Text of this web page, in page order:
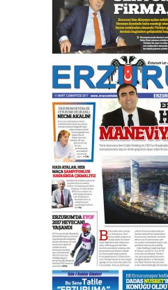
çıtayı yukarı
yönetimdekiler
çekmemeli!
17 Şubat 2026 SalıOrhan BOZKURT
Bir fotoğraf, bir
gazeteci…
elinde?
31 Mart 2026 Salı
A. Berhan Yılmaz
BİR BÖLÜM DEĞİL,
SEÇİYORSUNUZ…
ATATÜRK
28 Temmuz 2026 Salı
Ahmet Gökhan
Ahmed
”Reisimiz” idi…
26 Mart 2026 Perşembe
Cem Bakırcı
Ardında bıraktığı
gönül adamı
13 Mayıs 2026 Çarşamba